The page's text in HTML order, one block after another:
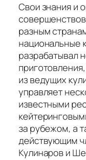
Свои знания и
разным
национальные
разрабатывал
из ведущих
управляет
известными
за рубежом, а
действующим
Кулинаров и